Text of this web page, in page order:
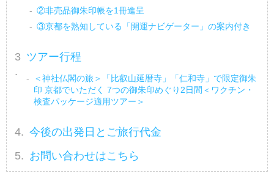
②非売品御朱印帳を1冊進呈
③京都を熟知している「開運ナビゲーター」の案内付き
ツアー行程
＜神社仏閣の旅＞「比叡山延暦寺」「仁和寺」で限定御朱
印 京都でいただく 7つの御朱印めぐり2日間＜ワクチン・
検査パッケージ適用ツアー＞
今後の出発日とご旅行代金
お問い合わせはこちら